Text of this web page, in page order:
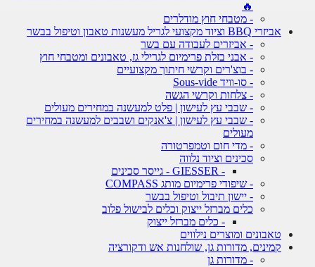
- מטבחי חוץ מודלרים
אביזרי BBQ וציוד מקצועי לגריל מעשנות טאבון וטיפול בבשר
- אביזרים לעבודה עם בשר
- אבני בזלת פרימיום לגרילי גז, טאבונים ומטבחי חוץ
- בוצ'רים וקרשי חיתוך מקצועיים
- סו-וויד Sous-vide
- צלחות וקרשי הגשה
- שבבי עץ לעישון | פלט למעשנה במחירים מעולים
- שבבי עץ לעישון | צ'אנקים ושבבים למעשנה במחירים
מעולים
- מדי חום וטמפרטורה
סכינים וציוד נלווה
- שיפודי פרימיום מותג COMPASS
- יישון תיבול וטיפול בבשר
כלים מברזל ייצוק וכלים לבישול פלוב
- כלים מברזל ייצוק
טאבונים ומוצרים נילווים
קמינים, מדורות גן, שולחנות אש ודקורציה
- מדורות גן